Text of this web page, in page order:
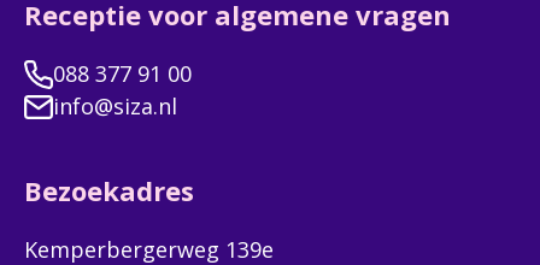
Receptie voor algemene vragen
088 377 91 00
info@siza.nl
Bezoekadres
Kemperbergerweg 139e